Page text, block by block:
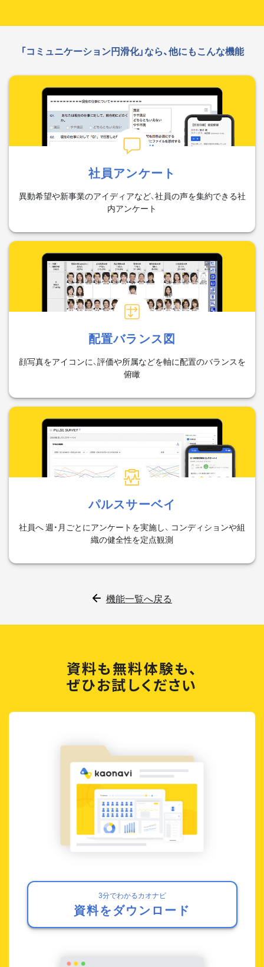
「コミュニケーション円滑化」なら、他にもこんな機能
社員アンケート
異動希望や新事業のアイディアなど、社員の声を集約できる社
内アンケート
配置バランス図
顔写真をアイコンに、評価や所属などを軸に配置のバランスを
俯瞰
パルスサーベイ
社員へ 週・月ごとにアンケートを実施し、 コンディションや組
織の健全性を定点観測
機能一覧へ戻る
資料も無料体験も、
ぜひお試しください
3分でわかるカオナビ
資料をダウンロード